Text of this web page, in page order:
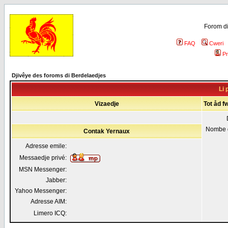
Forom
FAQ
Cweri
Djivêye des foroms di Berdelaedjes
Li
Vizaedje Tot åd
Contak Yernaux
Adresse emile:
Messaedje privé:
MSN Messenger:
Jabber:
Yahoo Messenger:
Adresse AIM:
Limero ICQ: